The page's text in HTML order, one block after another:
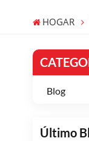
HOGAR
Blog
Último